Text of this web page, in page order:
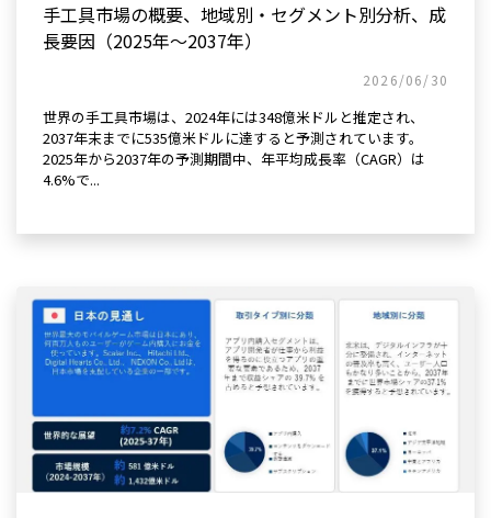
手工具市場の概要、地域別・セグメント別分析、成
長要因（2025年～2037年）
2026/06/30
世界の手工具市場は、2024年には348億米ドルと推定され、
2037年末までに535億米ドルに達すると予測されています。
2025年から2037年の予測期間中、年平均成長率（CAGR）は
4.6%で...